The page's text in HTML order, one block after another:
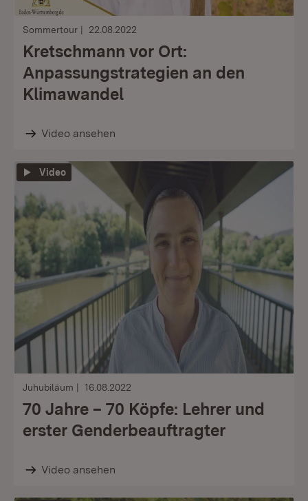
Sommertour 22.08.2022
Kretschmann vor Ort:
Anpassungstrategien an den
Klimawandel
Video ansehen
Video
Juhubiläum 16.08.2022
70 Jahre – 70 Köpfe: Lehrer und
erster Genderbeauftragter
Video ansehen